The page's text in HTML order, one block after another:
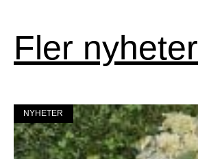
Fler nyheter
NYHETER